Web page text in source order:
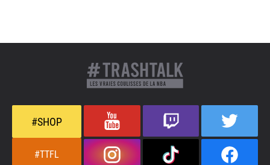
#SHOP
#TTFL